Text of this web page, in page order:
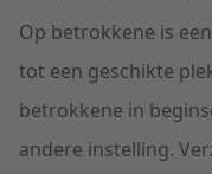
Op betrokkene is
tot een geschikte
betrokkene in
andere instelling.